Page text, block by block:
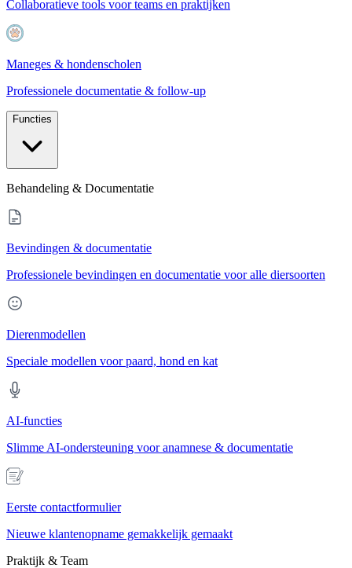
Collaboratieve tools voor teams en praktijken
Maneges & hondenscholen
Professionele documentatie & follow-up
Functies
Behandeling & Documentatie
Bevindingen & documentatie
Professionele bevindingen en documentatie voor alle diersoorten
Dierenmodellen
Speciale modellen voor paard, hond en kat
AI-functies
Slimme AI-ondersteuning voor anamnese & documentatie
Eerste contactformulier
Nieuwe klantenopname gemakkelijk gemaakt
Praktijk & Team